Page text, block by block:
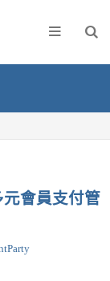
會員支付管